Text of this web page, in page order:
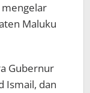
Maluku
Gubernur
Ismail, dan